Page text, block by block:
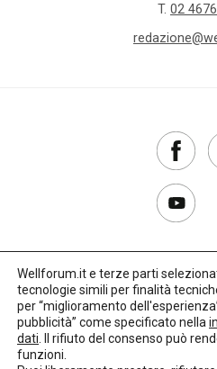
T. 02
Copyright
Privacy
Wellforum.it e terze parti
tecnologie simili per finalità
per “miglioramento
pubblicità” come specificato nella
dati . Il rifiuto del consenso può
funzioni.